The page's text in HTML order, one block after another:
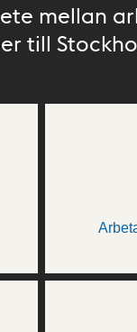
mellan
till